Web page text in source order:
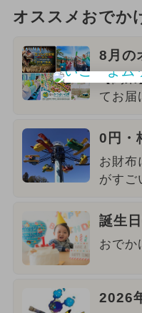
オススメおでか
8月の
【関
てお届
0円・
お財布
がすご
誕生
おでか
2026